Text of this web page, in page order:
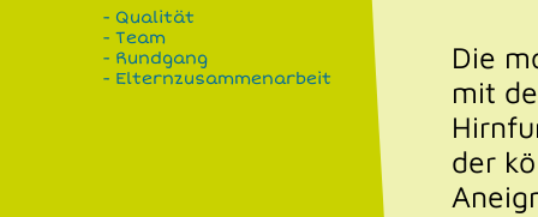
- Qualität
- Team
- Rundgang
- Elternzusammenarbeit
Die
mit
der